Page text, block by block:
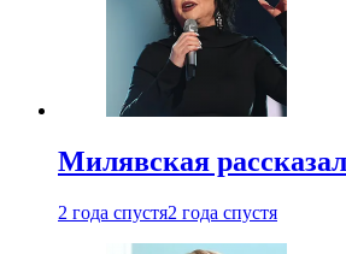
Милявская
2 года спустя2 года спустя